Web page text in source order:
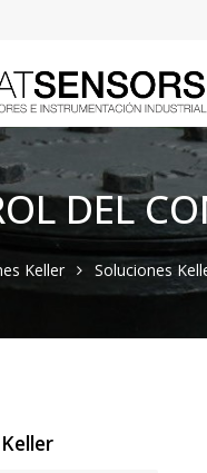
DEL
Keller Soluciones